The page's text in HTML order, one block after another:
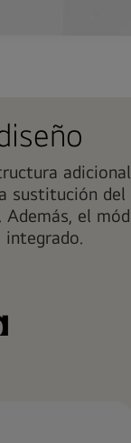
sustitución
el